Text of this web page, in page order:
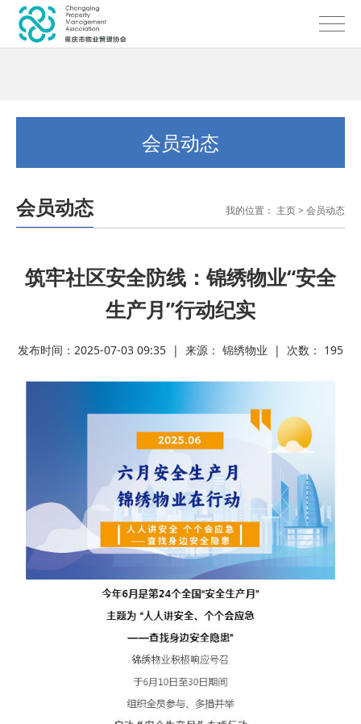
会员动态
会员动态 我的位置： 主页> 会员动态
筑牢社区安全防线：锦绣物业“安全
生产月”行动纪实
发布时间：2025-07-03 09:35 | 来源： 锦绣物业 | 次数： 195